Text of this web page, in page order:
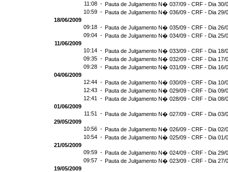
11:08 - Pauta de Julgamento N� 037/09 - CRF - Dia 30/
10:59 - Pauta de Julgamento N� 036/09 - CRF - Dia 29/
18/06/2009
09:18 - Pauta de Julgamento N� 035/09 - CRF - Dia 26/
09:04 - Pauta de Julgamento N� 034/09 - CRF - Dia 25/
11/06/2009
10:14 - Pauta de Julgamento N� 033/09 - CRF - Dia 18/
09:35 - Pauta de Julgamento N� 032/09 - CRF - Dia 17/
09:28 - Pauta de Julgamento N� 031/09 - CRF - Dia 16/
04/06/2009
12:44 - Pauta de Julgamento N� 030/09 - CRF - Dia 10/
12:43 - Pauta de Julgamento N� 029/09 - CRF - Dia 09/
12:41 - Pauta de Julgamento N� 028/09 - CRF - Dia 08/
01/06/2009
11:51 - Pauta de Julgamento N� 027/09 - CRF - Dia 03/
29/05/2009
10:56 - Pauta de Julgamento N� 026/09 - CRF - Dia 02/
10:54 - Pauta de Julgamento N� 025/09 - CRF - Dia 01/
21/05/2009
09:59 - Pauta de Julgamento N� 024/09 - CRF - Dia 29/
09:57 - Pauta de Julgamento N� 023/09 - CRF - Dia 27/
19/05/2009